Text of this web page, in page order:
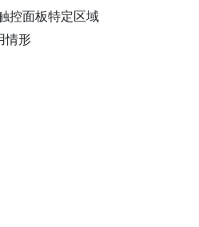
控面板特定区域
情形